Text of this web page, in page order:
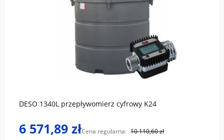
DESO 1340L przepływomierz cyfrowy K24
6 571,89 złCena regularna: 10 110,60 zł
do koszyka